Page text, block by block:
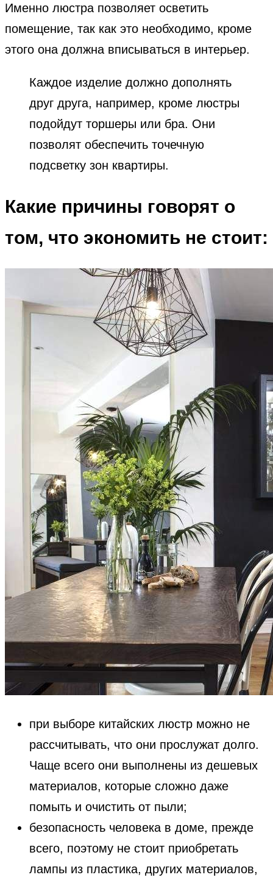
Именно люстра позволяет осветить
помещение, так как это необходимо, кроме
этого она должна вписываться в интерьер.
Каждое изделие должно дополнять
друг друга, например, кроме люстры
подойдут торшеры или бра. Они
позволят обеспечить точечную
подсветку зон квартиры.
Какие причины говорят о
том, что экономить не стоит:
при выборе китайских люстр можно не
рассчитывать, что они прослужат долго.
Чаще всего они выполнены из дешевых
материалов, которые сложно даже
помыть и очистить от пыли;
безопасность человека в доме, прежде
всего, поэтому не стоит приобретать
лампы из пластика, других материалов,